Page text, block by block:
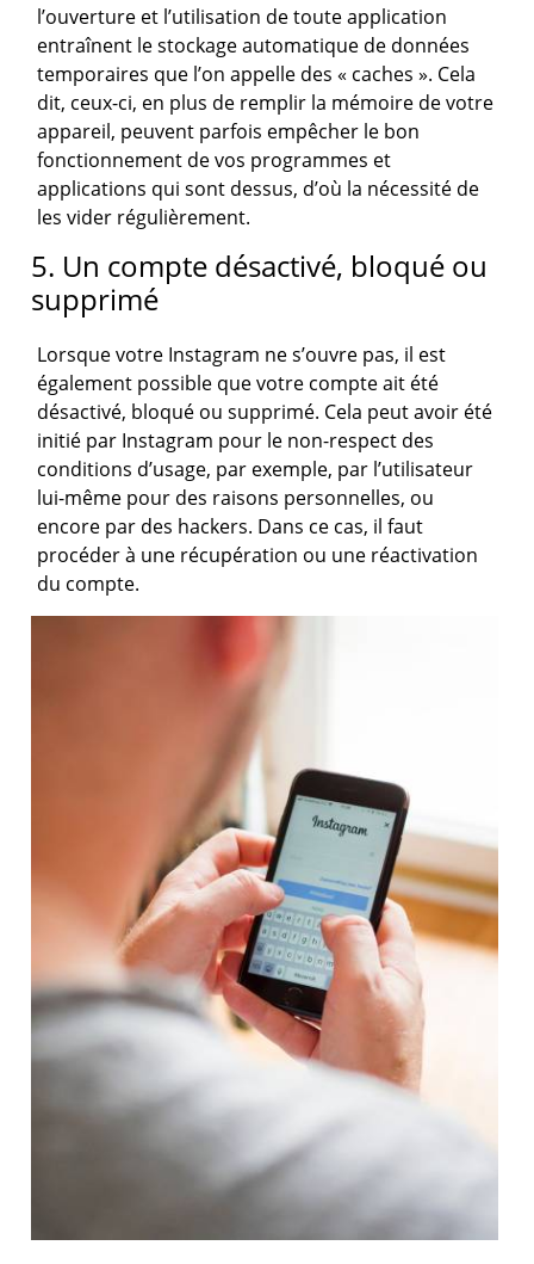
l’ouverture et l’utilisation de toute application
entraînent le stockage automatique de données
temporaires que l’on appelle des « caches ». Cela
dit, ceux-ci, en plus de remplir la mémoire de votre
appareil, peuvent parfois empêcher le bon
fonctionnement de vos programmes et
applications qui sont dessus, d’où la nécessité de
les vider régulièrement.
5. Un compte désactivé, bloqué ou
supprimé
Lorsque votre Instagram ne s’ouvre pas, il est
également possible que votre compte ait été
désactivé, bloqué ou supprimé. Cela peut avoir été
initié par Instagram pour le non-respect des
conditions d’usage, par exemple, par l’utilisateur
lui-même pour des raisons personnelles, ou
encore par des hackers. Dans ce cas, il faut
procéder à une récupération ou une réactivation
du compte.